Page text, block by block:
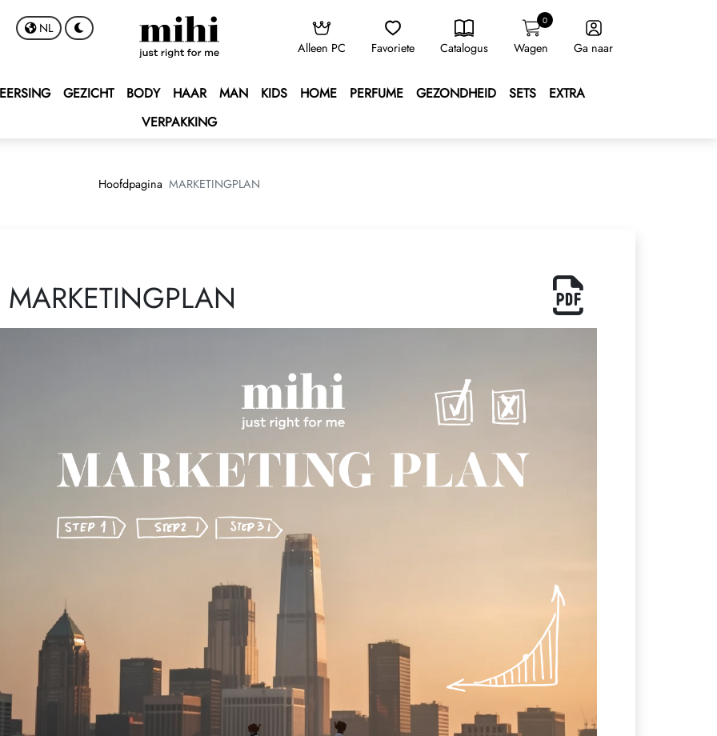
NL
Alleen PC
Favoriete Catalogus
0
Wagen Ga naar
GEZICHT BODY HAAR MAN KIDS HOME PERFUME GEZONDHEID SETS
EXTRA
VERPAKKING
– Win een auto
te ondertekenenHoofdpagina MARKETINGPLAN
MARKETINGPLAN